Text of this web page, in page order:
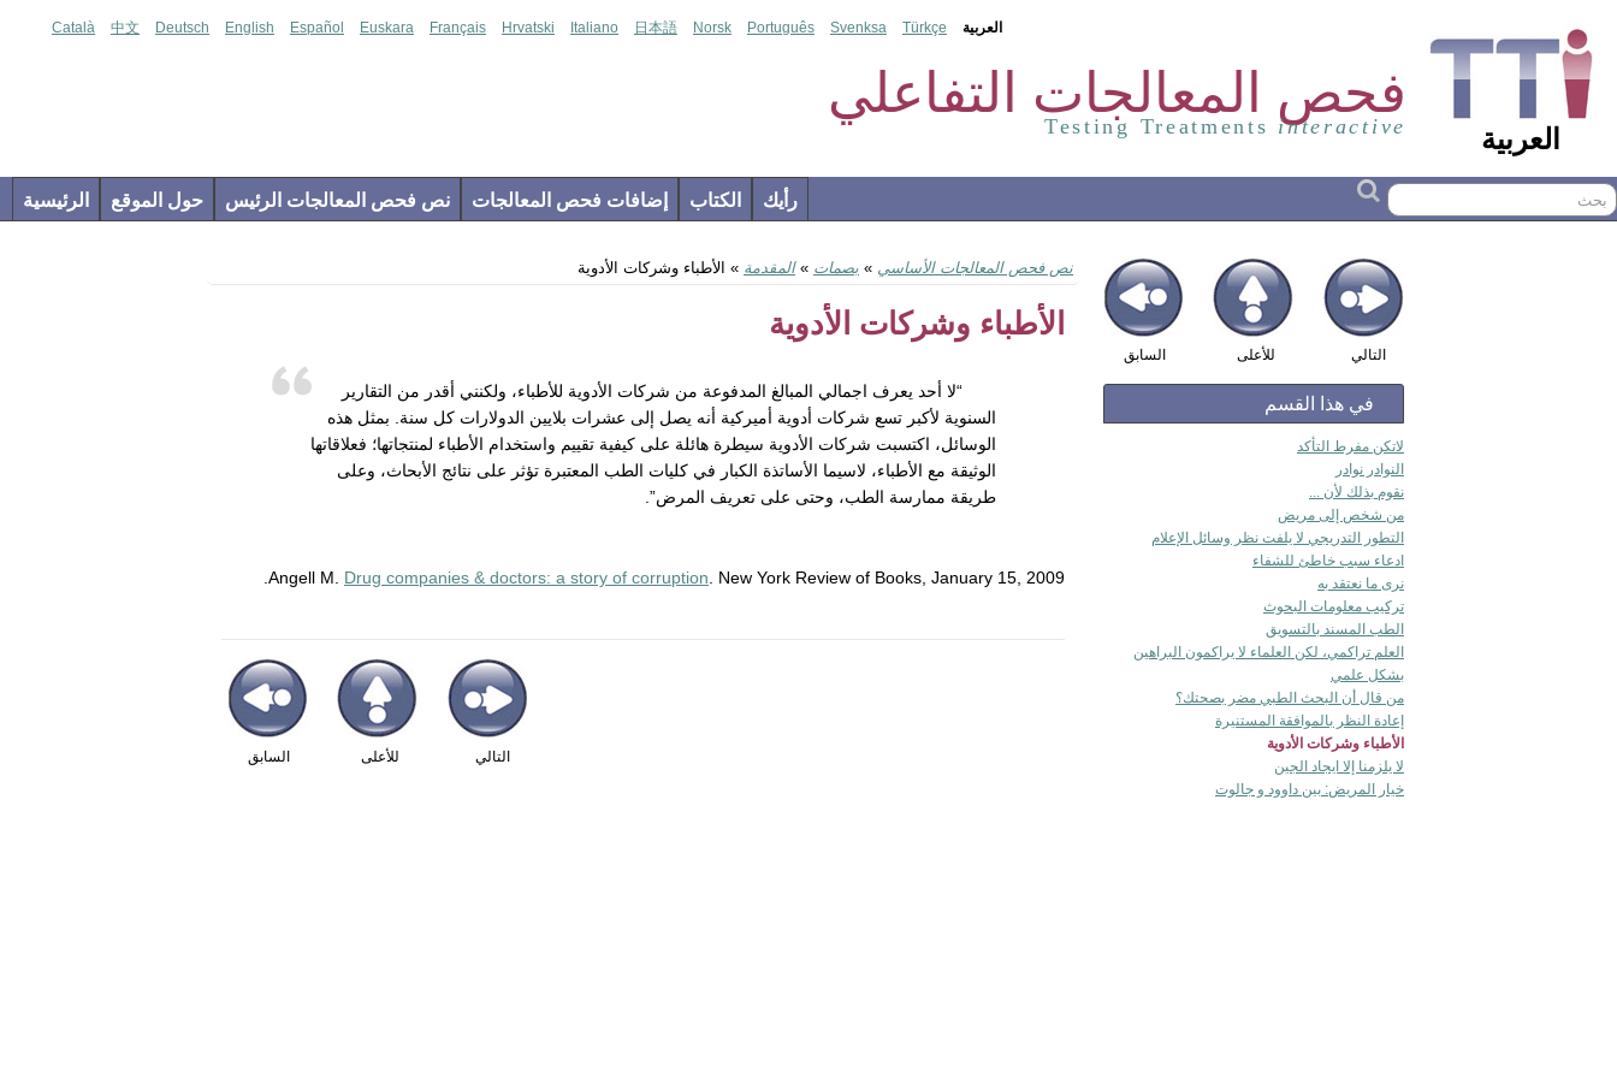
العربية
فحص المعالجات التفاعلي
Testing Treatments interactive
العربية Català 中文 Deutsch English Español Euskara Français Hrvatski Italiano 日本語 Norsk Português Svenksa Türkçe
الرئيسية حول الموقع نص فحص المعالجات الرئيس إضافات فحص المعالجات الكتاب رأيك
نص فحص المعالجات الأساسي » بصمات »المقدمة » الأطباء وشركات الأدوية
الأطباء وشركات الأدوية
“لا أحد يعرف اجمالي المبالغ المدفوعة من شركات الأدوية للأطباء، ولكنني أقدر من التقارير
السنوية لأكبر تسع شركات أدوية أميركية أنه يصل إلى عشرات بلايين الدولارات كل سنة. بمثل هذه
الوسائل، اكتسبت شركات الأدوية سيطرة هائلة على كيفية تقييم واستخدام الأطباء لمنتجاتها؛ فعلاقاتها
الوثيقة مع الأطباء، لاسيما الأساتذة الكبار في كليات الطب المعتبرة تؤثر على نتائج الأبحاث، وعلى
طريقة ممارسة الطب، وحتى على تعريف المرض”.
Angell M. Drug companies & doctors: a story of corruption . New York Review of Books, January 15, 2009.
للأعلى السابق التالي
للأعلى السابق التالي
في هذا القسم
لاتكن مفرط التأكد
النوادر نوادر
نقوم بذلك لأن ...
من شخص إلى مريض
التطور التدريجي لا يلفت نظر وسائل الإعلام
ادعاء سبب خاطئ للشفاء
نرى ما نعتقد به
تركيب معلومات البحوث
الطب المسند بالتسويق
العلم تراكمي، لكن العلماء لا يراكمون البراهين
بشكل علمي
من قال أن البحث الطبي مضر بصحتك؟
إعادة النظر بالموافقة المستنيرة
الأطباء وشركات الأدوية
لا يلزمنا إلا ايجاد الجين
خيار المريض: بين داوود و جالوت